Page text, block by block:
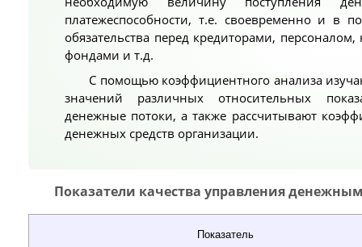
платежеспособности, т.е. своевременно и в
обязательства перед кредиторами,
фондами и т.д.
С помощью коэффициентного анализа
значений различных относительных
денежные потоки, а также рассчитывают
денежных средств организации.
Показатели качества управления
Показатель